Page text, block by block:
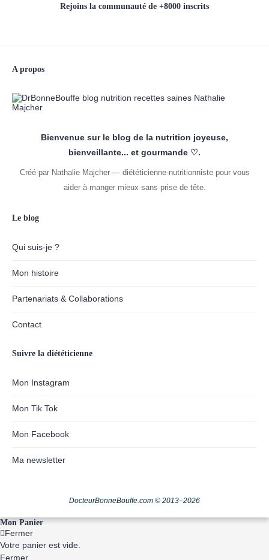
Rejoins la communauté de +8000 inscrits
A propos
Bienvenue sur le blog de la nutrition joyeuse,
bienveillante... et gourmande ♡.
Créé par Nathalie Majcher — diététicienne-nutritionniste pour vous
aider à manger mieux sans prise de tête.
Le blog
Qui suis-je ?
Mon histoire
Partenariats & Collaborations
Contact
Suivre la diététicienne
Mon Instagram
Mon Tik Tok
Mon Facebook
Ma newsletter
DocteurBonneBouffe.com © 2013–2026
Mon Panier
Fermer
Votre panier est vide.
Fermer